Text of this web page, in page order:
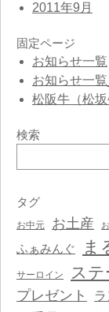
2011年9月
固定ページ
お知らせ一覧
お知らせ一
松阪牛（松
検索
索
タグ
お中元 お土産
ふぁみんぐ ま
サーロイン ステ
プレゼント